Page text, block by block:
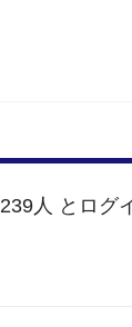
人 とログ